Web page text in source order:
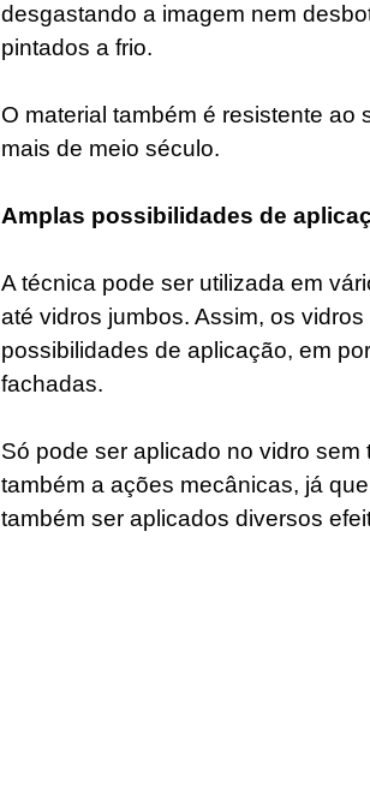
desgastando a imagem nem
pintados a frio.
O material também é resistente ao
mais de meio século.
Amplas possibilidades de
A técnica pode ser utilizada em
até vidros jumbos. Assim, os
possibilidades de aplicação, em
fachadas.
Só pode ser aplicado no vidro
também a ações mecânicas, já
também ser aplicados diversos